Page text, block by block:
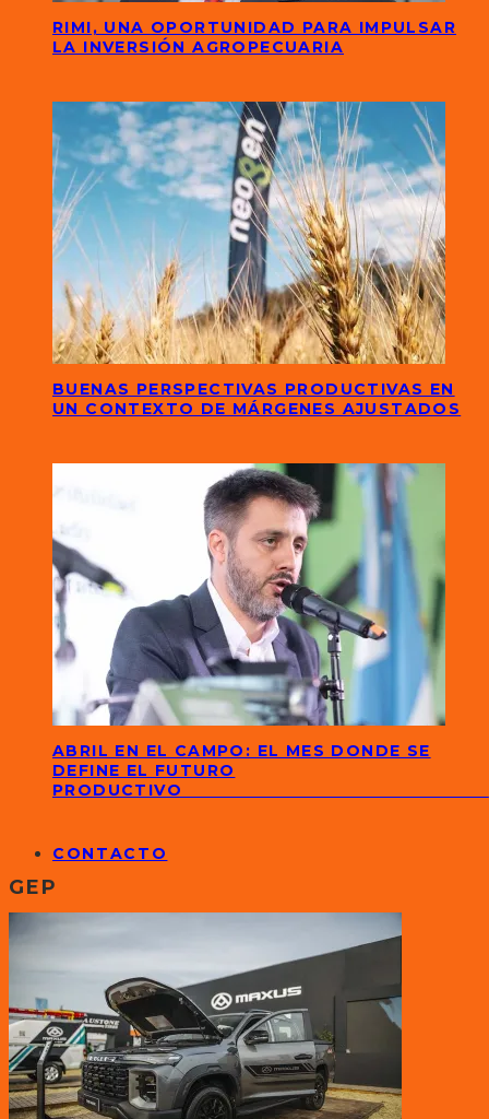
RIMI, UNA OPORTUNIDAD PARA IMPULSAR
LA INVERSIÓN AGROPECUARIA
BUENAS PERSPECTIVAS PRODUCTIVAS EN
UN CONTEXTO DE MÁRGENES AJUSTADOS
ABRIL EN EL CAMPO: EL MES DONDE SE
DEFINE EL FUTURO
PRODUCTIVO
CONTACTO
GEP